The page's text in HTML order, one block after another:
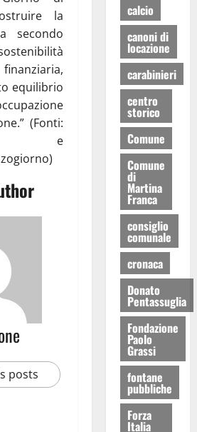
la
secondo
equilibrio
(Fonti:
e
posts
calcio
canoni di
locazione
carabinieri
centro
storico
Comune
Comune
di
Martina
Franca
consiglio
comunale
cronaca
Donato
Pentassuglia
Fondazione
Paolo
Grassi
fontane
pubbliche
Forza
Italia